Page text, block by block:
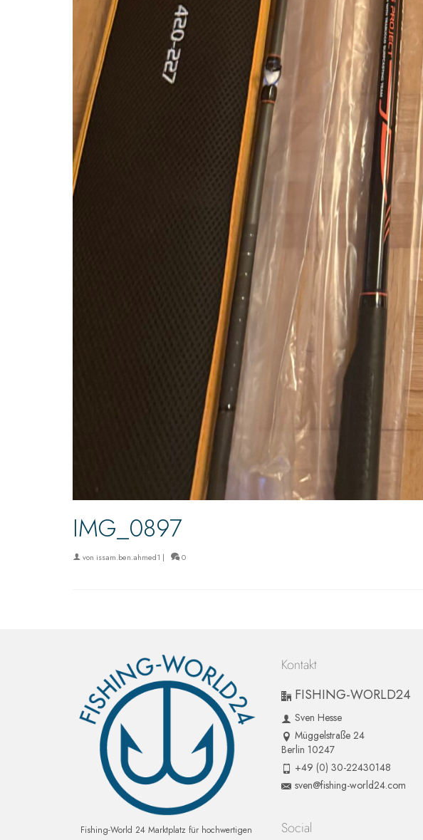
IMG_0897
von issam.ben.ahmed1 | 0
Fishing-World 24 Marktplatz für hochwertigen
Kontakt
FISHING-WORLD24
Sven Hesse
Müggelstraße 24
Berlin 10247
+49 (0) 30-22430148
sven@fishing-world24.com
Social